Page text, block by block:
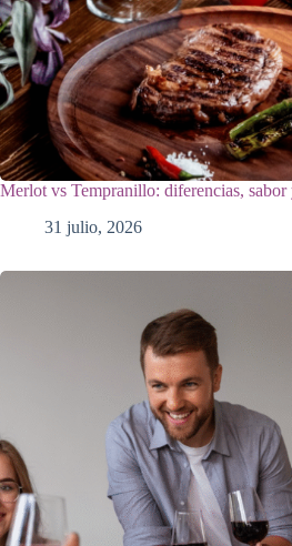
Merlot vs Tempranillo: diferencias, sabor
31 julio, 2026